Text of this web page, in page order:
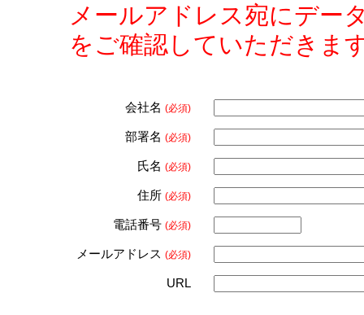
メールアドレス宛にデー
をご確認していただきま
会社名 (必須)
部署名 (必須)
氏名 (必須)
住所 (必須)
電話番号 (必須)
メールアドレス (必須)
URL